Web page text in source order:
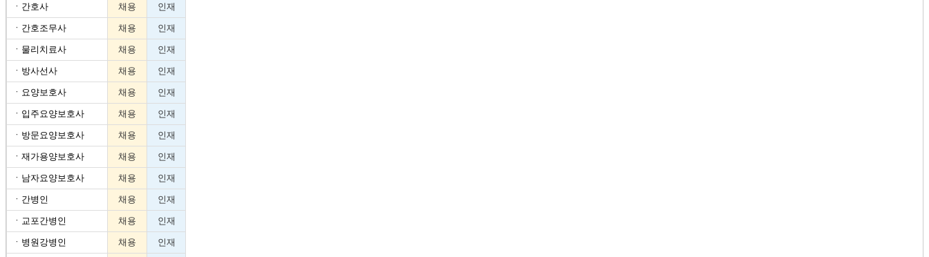
ㆍ 간호사 채용 인재
ㆍ 간호조무사 채용 인재
ㆍ 물리치료사 채용 인재
ㆍ 방사선사 채용 인재
ㆍ 요양보호사 채용 인재
ㆍ 입주요양보호사 채용 인재
ㆍ 방문요양보호사 채용 인재
ㆍ 재가용양보호사 채용 인재
ㆍ 남자요양보호사 채용 인재
ㆍ 간병인 채용 인재
ㆍ 교포간병인 채용 인재
ㆍ 병원강병인 채용 인재